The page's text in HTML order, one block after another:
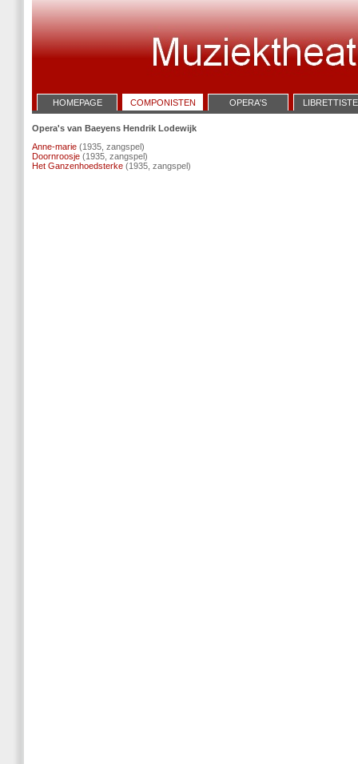
HOMEPAGE COMPONISTEN OPERA'S
Opera's van Baeyens Hendrik Lodewijk
Anne-marie (1935, zangspel)
Doornroosje (1935, zangspel)
Het Ganzenhoedsterke (1935, zangspel)